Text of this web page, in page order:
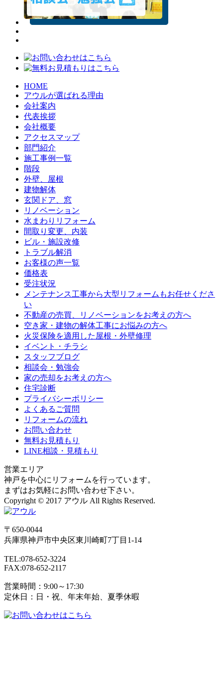
HOME
アウルが選ばれる理由
会社案内
代表挨拶
会社概要
アクセスマップ
部門紹介
施工事例一覧
階段
外壁、屋根
建物解体
玄関ドア、窓
リノベーション
水まわりリフォーム
間取り変更、内装
ビル・施設改修
トラブル解消
お客様の声一覧
価格表
受注状況
メンテナンス工事から大型リフォームもお任せくださ
い
不動産の売買、リノベーションをお考えの方へ
空き家・建物の解体工事にお悩みの方へ
火災保険を適用した屋根・外壁修理
イベント・チラシ
スタッフブログ
相談会・勉強会
家の売却をお考えの方へ
住宅診断
プライバシーポリシー
よくあるご質問
リフォームの流れ
お問い合わせ
無料お見積もり
LINE相談・見積もり
営業エリア
神戸を中心にリフォームを行っています。
まずはお気軽にお問い合わせ下さい。
Copyright © 2017 アウル All Rights Reserved.
〒650-0044
兵庫県神戸市中央区東川崎町7丁目1-14
TEL:078-652-3224
FAX:078-652-2117
営業時間：9:00～17:30
定休日：日・祝、年末年始、夏季休暇